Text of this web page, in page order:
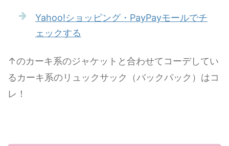
Yahoo!ショッピング・PayPayモールでチ
ェックする
↑のカーキ系のジャケットと合わせてコーデしてい
るカーキ系のリュックサック（バックパック）はコ
レ！